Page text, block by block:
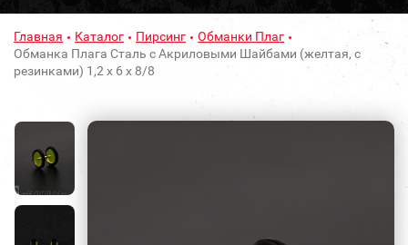
Главная Каталог Пирсинг
Обманки Плаг
Обманка Плага Сталь с Акриловыми Шайбами (желтая, с
резинками) 1,2 х 6 х 8/8